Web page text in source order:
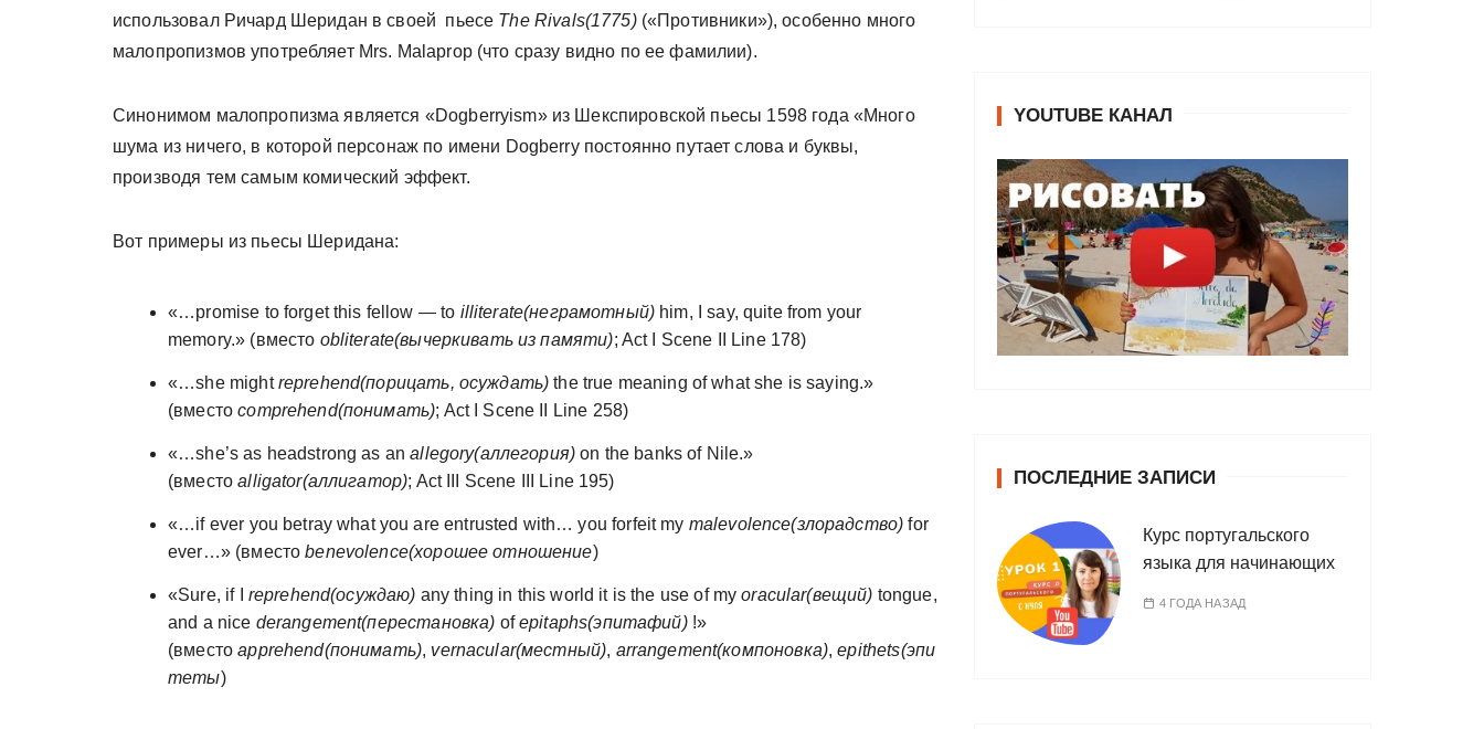
использовал Ричард Шеридан в своей пьесе The Rivals(1775) («Противники»), особенно много
малопропизмов употребляет Mrs. Malaprop (что сразу видно по ее фамилии).
Синонимом малопропизма является «Dogberryism» из Шекспировской пьесы 1598 года «Много
шума из ничего, в которой персонаж по имени Dogberry постоянно путает слова и буквы,
производя тем самым комический эффект.
Вот примеры из пьесы Шеридана:
«…promise to forget this fellow — to illiterate(неграмотный) him, I say, quite from your
memory.» (вместо obliterate(вычеркивать из памяти); Act I Scene II Line 178)
«…she mightreprehend(порицать, осуждать) the true meaning of what she is saying.»
(вместоcomprehend(понимать); Act I Scene II Line 258)
«…she’s as headstrong as anallegory(аллегория) on the banks of Nile.»
(вместоalligator(аллигатор); Act III Scene III Line 195)
«…if ever you betray what you are entrusted with… you forfeit my malevolence(злорадство) for
ever…» (вместоbenevolence(хорошее отношение)
«Sure, if I reprehend(осуждаю) any thing in this world it is the use of myoracular(вещий) tongue,
and a nice derangement(перестановка) ofepitaphs(эпитафий)!»
(вместоapprehend(понимать), vernacular(местный), arrangement(компоновка),epithets(эпи
теты)
YOUTUBE КАНАЛ
ПОСЛЕДНИЕ ЗАПИСИ
Курс португальского
языка для начинающих
4 ГОДА НАЗАД